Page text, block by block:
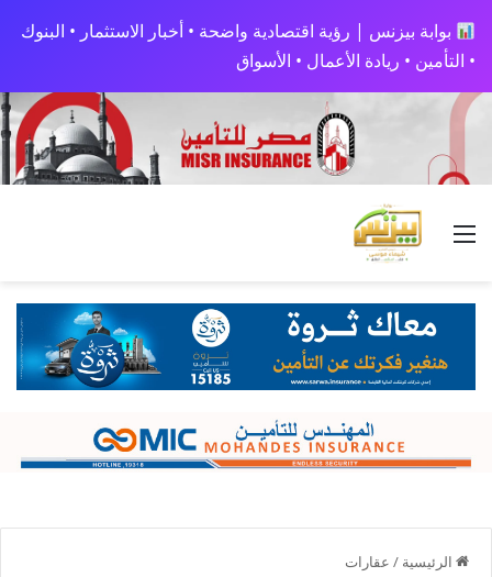
بوابة بيزنس | رؤية اقتصادية واضحة • أخبار الاستثمار • البنوك
• التأمين • ريادة الأعمال • الأسواق
القائمة
الرئيسية / عقارات